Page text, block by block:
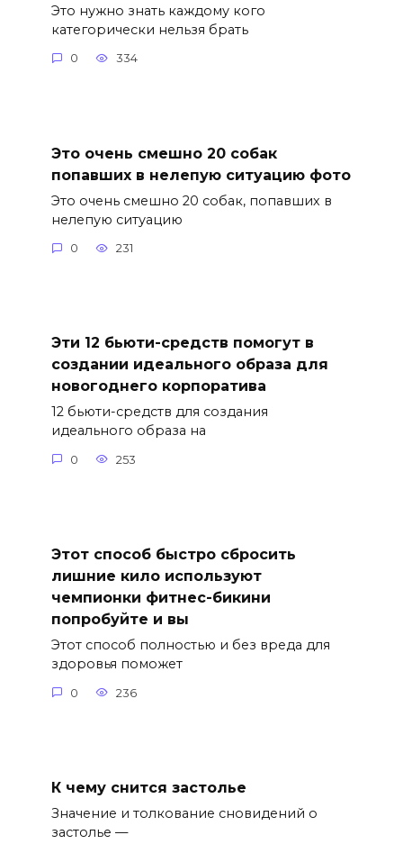
Это нужно знать каждому кого
категорически нельзя брать
0 334
Это очень смешно 20 собак
попавших в нелепую ситуацию фото
Это очень смешно 20 собак, попавших в
нелепую ситуацию
0 231
Эти 12 бьюти-средств помогут в
создании идеального образа для
новогоднего корпоратива
12 бьюти-средств для создания
идеального образа на
0 253
Этот способ быстро сбросить
лишние кило используют
чемпионки фитнес-бикини
попробуйте и вы
Этот способ полностью и без вреда для
здоровья поможет
0 236
К чему снится застолье
Значение и толкование сновидений о
застолье —